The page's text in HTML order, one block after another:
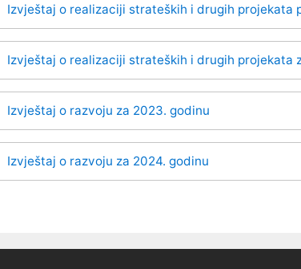
Izvještaj o realizaciji strateških i drugih projekata
Izvještaj o realizaciji strateških i drugih projekata
Izvještaj o razvoju za 2023. godinu
Izvještaj o razvoju za 2024. godinu